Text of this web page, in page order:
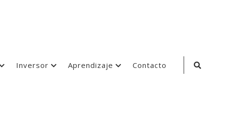
Inversor Aprendizaje Contacto
Search